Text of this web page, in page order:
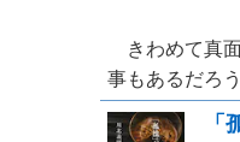
きわめて真面
事もあるだろ